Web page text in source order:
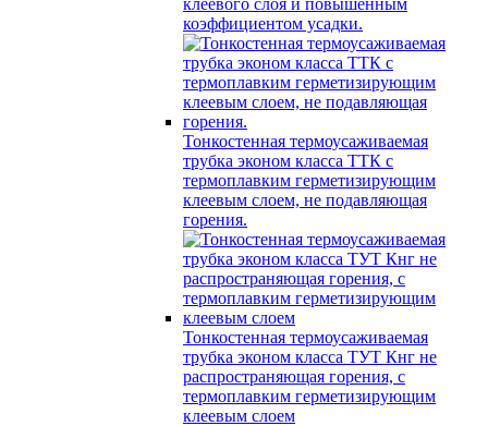
клеевого слоя и повышенным
коэффициентом усадки.
Тонкостенная термоусаживаемая
трубка эконом класса ТТК с
термоплавким герметизирующим
клеевым слоем, не подавляющая
горения.
Тонкостенная термоусаживаемая
трубка эконом класса ТУТ Кнг не
распространяющая горения, с
термоплавким герметизирующим
клеевым слоем